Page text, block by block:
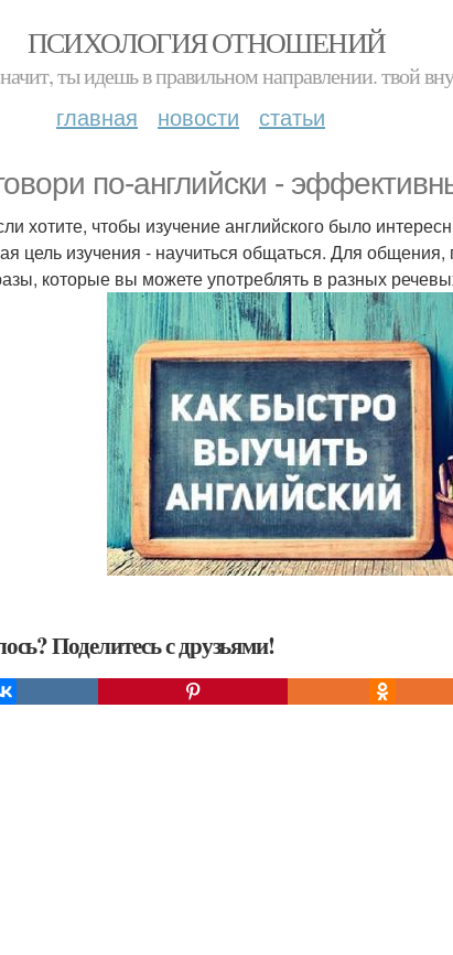
ПСИХОЛОГИЯ ОТНОШЕНИЙ
ты идешь в правильном направлении. твой
главная новости статьи
по-английски -
хотите, чтобы изучение английского было
цель изучения - научиться общаться. Для
которые вы можете употреблять в разных
Поделитесь с друзьями!